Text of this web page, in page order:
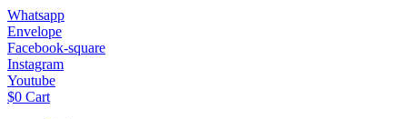
Ir
al
contenido
Whatsapp
Envelope
Facebook-square
Instagram
Youtube
$0 Cart